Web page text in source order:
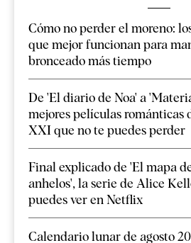
Cómo no perder el moreno:
que mejor funcionan para
bronceado más tiempo
De 'El diario de Noa' a
mejores películas románticas
XXI que no te puedes perder
Final explicado de 'El mapa
anhelos', la serie de Alice
puedes ver en Netflix
Calendario lunar de agosto